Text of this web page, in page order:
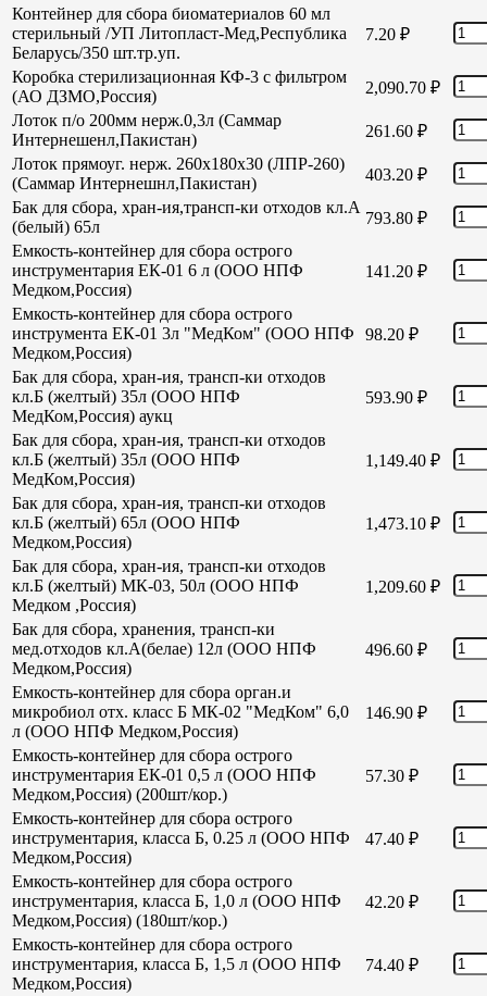
Контейнер для сбора биоматериалов 60 мл
стерильный /УП Литопласт-Мед,Республика
Беларусь/350 шт.тр.уп.
7.20 ₽
Коробка стерилизационная КФ-3 с фильтром
(АО ДЗМО,Россия)
2,090.70 ₽
Лоток п/о 200мм нерж.0,3л (Саммар
Интернешенл,Пакистан)
261.60 ₽
Лоток прямоуг. нерж. 260х180х30 (ЛПР-260)
(Саммар Интернешнл,Пакистан)
403.20 ₽
Бак для сбора, хран-ия,трансп-ки отходов кл.А
(белый) 65л
793.80 ₽
Емкость-контейнер для сбора острого
инструментария ЕК-01 6 л (ООО НПФ
Медком,Россия)
141.20 ₽
Емкость-контейнер для сбора острого
инструмента ЕК-01 3л "МедКом" (ООО НПФ
Медком,Россия)
98.20 ₽
Бак для сбора, хран-ия, трансп-ки отходов
кл.Б (желтый) 35л (ООО НПФ
МедКом,Россия) аукц
593.90 ₽
Бак для сбора, хран-ия, трансп-ки отходов
кл.Б (желтый) 35л (ООО НПФ
МедКом,Россия)
1,149.40 ₽
Бак для сбора, хран-ия, трансп-ки отходов
кл.Б (желтый) 65л (ООО НПФ
Медком,Россия)
1,473.10 ₽
Бак для сбора, хран-ия, трансп-ки отходов
кл.Б (желтый) МК-03, 50л (ООО НПФ
Медком ,Россия)
1,209.60 ₽
Бак для сбора, хранения, трансп-ки
мед.отходов кл.А(белае) 12л (ООО НПФ
Медком,Россия)
496.60 ₽
Емкость-контейнер для сбора орган.и
микробиол отх. класс Б МК-02 "МедКом" 6,0
л (ООО НПФ Медком,Россия)
146.90 ₽
Емкость-контейнер для сбора острого
инструментария ЕК-01 0,5 л (ООО НПФ
Медком,Россия) (200шт/кор.)
57.30 ₽
Емкость-контейнер для сбора острого
инструментария, класса Б, 0.25 л (ООО НПФ
Медком,Россия)
47.40 ₽
Емкость-контейнер для сбора острого
инструментария, класса Б, 1,0 л (ООО НПФ
Медком,Россия) (180шт/кор.)
42.20 ₽
Емкость-контейнер для сбора острого
инструментария, класса Б, 1,5 л (ООО НПФ
Медком,Россия)
74.40 ₽